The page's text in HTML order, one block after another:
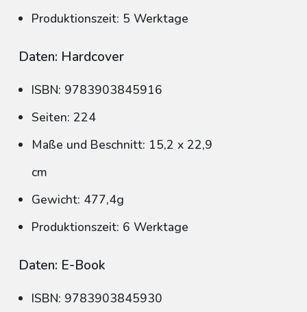
Produktionszeit: 5 Werktage
Daten: Hardcover
ISBN: 9783903845916
Seiten: 224
Maße und Beschnitt: 15,2 x 22,9
cm
Gewicht: 477,4g
Produktionszeit: 6 Werktage
Daten: E-Book
ISBN: 9783903845930